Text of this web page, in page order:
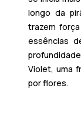
longo da
trazem
essências
Violet, uma
por flores.